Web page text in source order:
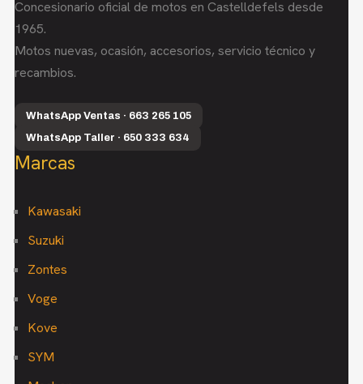
Concesionario oficial de motos en Castelldefels desde
1965.
Motos nuevas, ocasión, accesorios, servicio técnico y
recambios.
WhatsApp Ventas · 663 265 105
WhatsApp Taller · 650 333 634
Marcas
Kawasaki
Suzuki
Zontes
Voge
Kove
SYM